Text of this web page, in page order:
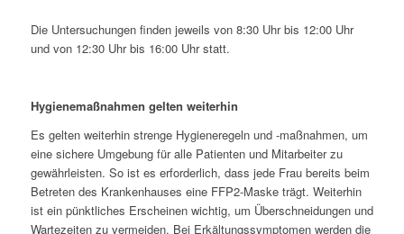
Die Untersuchungen finden jeweils von 8:30 Uhr bis 12:00 Uhr
und von 12:30 Uhr bis 16:00 Uhr statt.
Hygienemaßnahmen gelten weiterhin
Es gelten weiterhin strenge Hygieneregeln und -maßnahmen, um
eine sichere Umgebung für alle Patienten und Mitarbeiter zu
gewährleisten. So ist es erforderlich, dass jede Frau bereits beim
Betreten des Krankenhauses eine FFP2-Maske trägt. Weiterhin
ist ein pünktliches Erscheinen wichtig, um Überschneidungen und
Wartezeiten zu vermeiden. Bei Erkältungssymptomen werden die